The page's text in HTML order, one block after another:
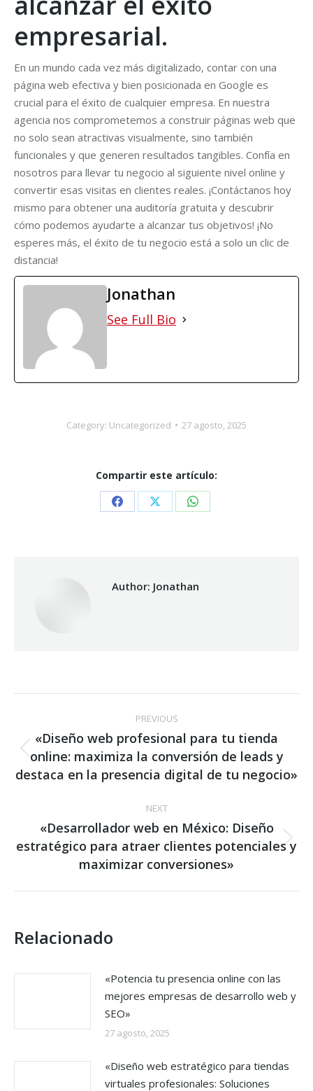
empresarial.
En un mundo cada vez más digitalizado, contar con una
página web efectiva y bien posicionada en Google es
crucial para el éxito de cualquier empresa. En nuestra
agencia nos comprometemos a construir páginas web que
no solo sean atractivas visualmente, sino también
funcionales y que generen resultados tangibles. Confía en
nosotros para llevar tu negocio al siguiente nivel online y
convertir esas visitas en clientes reales. ¡Contáctanos hoy
mismo para obtener una auditoría gratuita y descubrir
cómo podemos ayudarte a alcanzar tus objetivos! ¡No
esperes más, el éxito de tu negocio está a solo un clic de
distancia!
Jonathan
See Full Bio
Category: Uncategorized 27 agosto, 2025
Compartir este artículo:
Share Share Share
Author: Jonathan
navigation
PREVIOUS
Previous
post:
«Diseño web profesional para tu tienda
online: maximiza la conversión de leads y
destaca en la presencia digital de tu negocio»
NEXT
Next
post:
«Desarrollador web en México: Diseño
estratégico para atraer clientes potenciales y
maximizar conversiones»
Relacionado
«Potencia tu presencia online con las
mejores empresas de desarrollo web y
SEO»
27 agosto, 2025
«Diseño web estratégico para tiendas
virtuales profesionales: Soluciones